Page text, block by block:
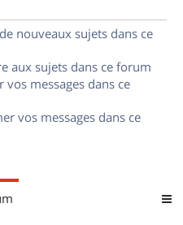
nouveaux sujets dans ce
aux sujets dans ce forum
vos messages dans ce
vos messages dans ce